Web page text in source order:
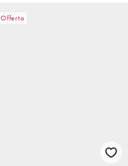
Offerta